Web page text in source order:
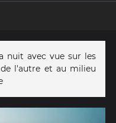
nuit avec vue sur les
l'autre et au milieu